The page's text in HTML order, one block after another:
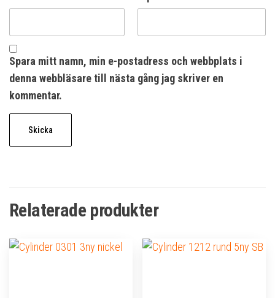
Spara mitt namn, min e-postadress och webbplats i
denna webbläsare till nästa gång jag skriver en
kommentar.
Relaterade produkter